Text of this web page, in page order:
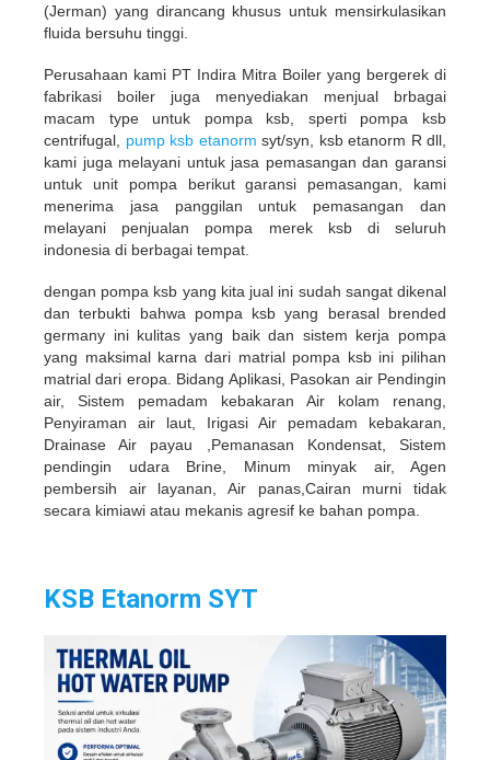
(Jerman) yang dirancang khusus untuk mensirkulasikan
fluida bersuhu tinggi.
Perusahaan kami PT Indira Mitra Boiler yang bergerek di
fabrikasi boiler juga menyediakan menjual brbagai
macam type untuk pompa ksb, sperti pompa ksb
centrifugal, pump ksb etanorm syt/syn, ksb etanorm R dll,
kami juga melayani untuk jasa pemasangan dan garansi
untuk unit pompa berikut garansi pemasangan, kami
menerima jasa panggilan untuk pemasangan dan
melayani penjualan pompa merek ksb di seluruh
indonesia di berbagai tempat.
dengan pompa ksb yang kita jual ini sudah sangat dikenal
dan terbukti bahwa pompa ksb yang berasal brended
germany ini kulitas yang baik dan sistem kerja pompa
yang maksimal karna dari matrial pompa ksb ini pilihan
matrial dari eropa. Bidang Aplikasi, Pasokan air Pendingin
air, Sistem pemadam kebakaran Air kolam renang,
Penyiraman air laut, Irigasi Air pemadam kebakaran,
Drainase Air payau ,Pemanasan Kondensat, Sistem
pendingin udara Brine, Minum minyak air, Agen
pembersih air layanan, Air panas,Cairan murni tidak
secara kimiawi atau mekanis agresif ke bahan pompa.
KSB Etanorm SYT